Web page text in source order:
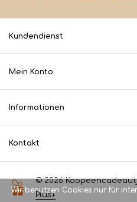
Kundendienst
Mein Konto
Informationen
Kontakt
© 2026
Plus+
Wir benutzen Cookies nur für